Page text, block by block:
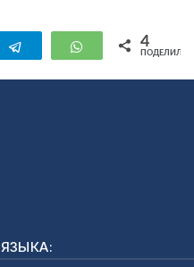
Telegram WhatsApp
4